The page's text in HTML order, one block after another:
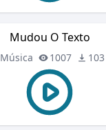
Mudou O Texto
Música 1007 103